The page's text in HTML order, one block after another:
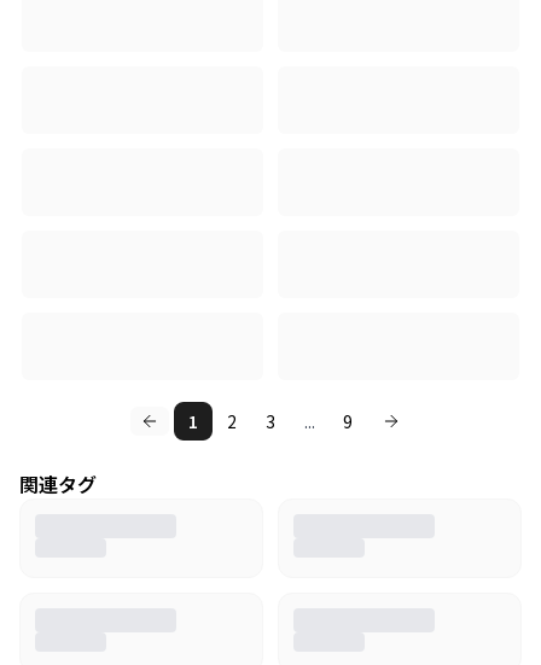
1 2 3 ... 9
関連タグ